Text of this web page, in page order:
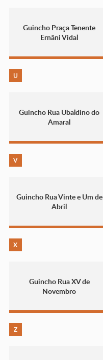
Guincho Praça Tenente
Ernâni Vidal
U
Guincho Rua Ubaldino do
Amaral
V
Guincho Rua Vinte e Um de
Abril
X
Guincho Rua XV de
Novembro
Z